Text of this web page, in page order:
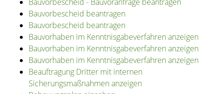
Bauvorbescheid beantragen
Bauvorbescheid beantragen
Bauvorhaben im Kenntnisgabeverfahren anzeigen
Bauvorhaben im Kenntnisgabeverfahren anzeigen
Bauvorhaben im Kenntnisgabeverfahren anzeigen
Beauftragung Dritter mit internen
Sicherungsmaßnahmen anzeigen